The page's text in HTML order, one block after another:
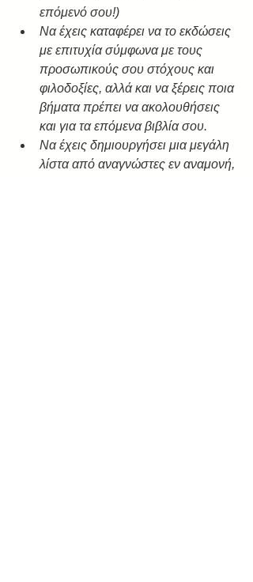
επόμενό σου!)
Να έχεις καταφέρει να το εκδώσεις
με επιτυχία σύμφωνα με τους
προσωπικούς σου στόχους και
φιλοδοξίες, αλλά και να ξέρεις ποια
βήματα πρέπει να ακολουθήσεις
και για τα επόμενα βιβλία σου.
Να έχεις δημιουργήσει μια μεγάλη
λίστα από αναγνώστες εν αναμονή,